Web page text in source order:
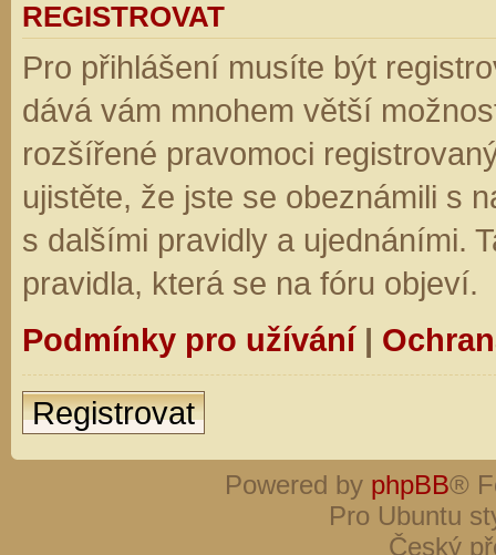
REGISTROVAT
Pro přihlášení musíte být
dává vám mnohem větší
rozšířené pravomoci
ujistěte, že jste se obeznámili s
s dalšími pravidly a ujednáními.
pravidla, která se na fóru objeví.
Podmínky pro užívání|
Registrovat
Powered by phpBB®
Pro Ubuntu
Český